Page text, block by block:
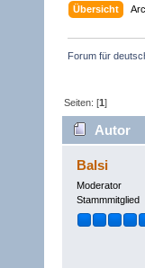
Übersicht
Forum für
Seiten: [1]
Autor
Balsi
Moderator
Stammmitglied